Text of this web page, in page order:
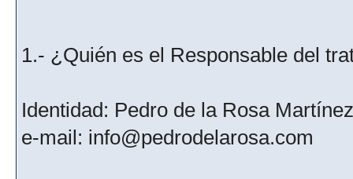
1.- ¿Quién es el Responsable del
Identidad: Pedro de la Rosa Martínez
e-mail: info@pedrodelarosa.com